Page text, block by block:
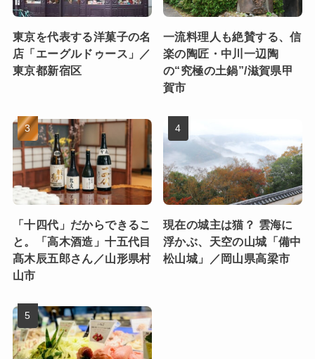
東京を代表する洋菓子の名
店「エーグルドゥース」／
東京都新宿区
一流料理人も絶賛する、信
楽の陶匠・中川一辺陶
の“究極の土鍋”/滋賀県甲
賀市
「十四代」だからできるこ
と。「高木酒造」十五代目
髙木辰五郎さん／山形県村
山市
現在の城主は猫？ 雲海に
浮かぶ、天空の山城「備中
松山城」／岡山県高梁市